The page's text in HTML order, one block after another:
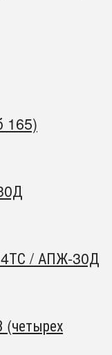
165)
/ АПЖ-30Д